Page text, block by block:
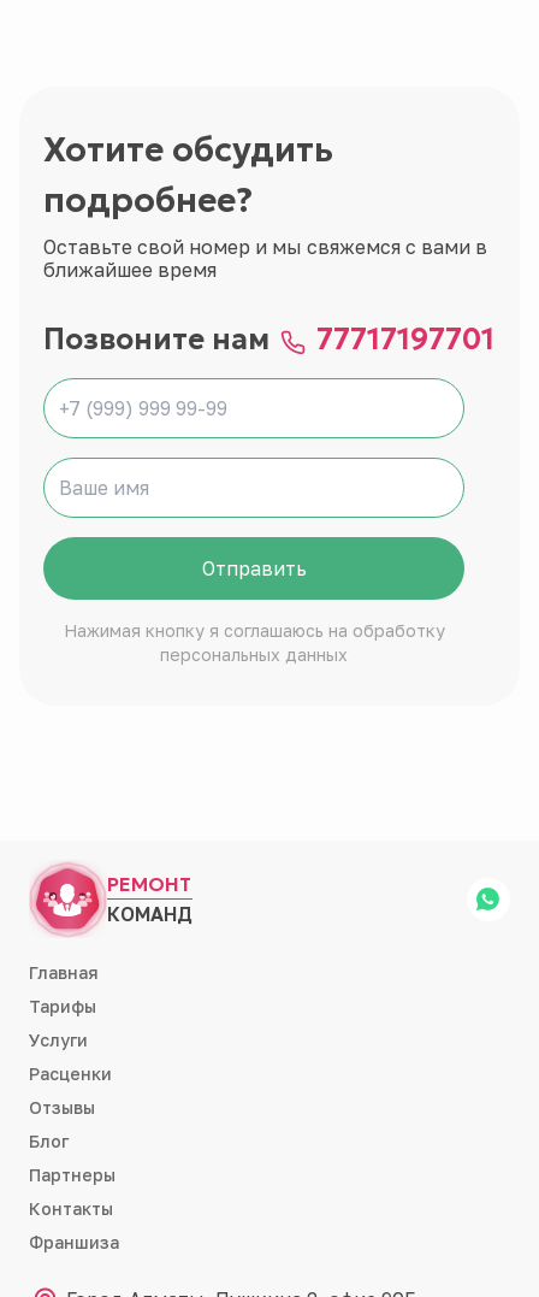
Хотите обсудить
подробнее?
Оставьте свой номер и мы свяжемся с вами в
ближайшее время
Позвоните нам 77717197701
Отправить
Нажимая кнопку я соглашаюсь на обработку
персональных данных
РЕМОНТ
КОМАНД
Главная
Тарифы
Услуги
Расценки
Отзывы
Блог
Партнеры
Контакты
Франшиза